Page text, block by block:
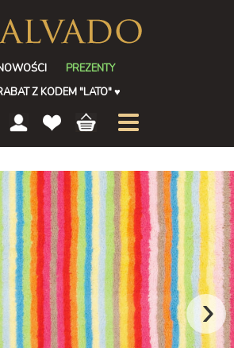
PREZENTY
Z KODEM "LATO"♥
›